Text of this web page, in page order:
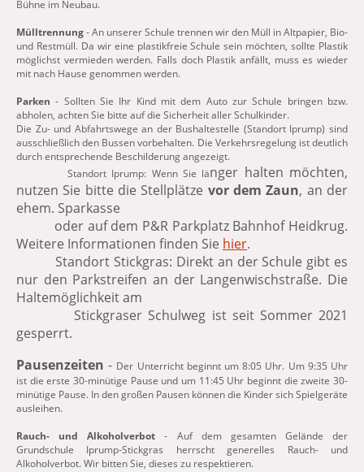
Bühne im Neubau.
Mülltrennung- An unserer Schule trennen wir den Müll in Altpapier, Bio-
und Restmüll. Da wir eine plastikfreie Schule sein möchten, sollte Plastik
möglichst vermieden werden. Falls doch Plastik anfällt, muss es wieder
mit nach Hause genommen werden.
Parken - Sollten Sie Ihr Kind mit dem Auto zur Schule bringen bzw.
abholen, achten Sie bitte auf die Sicherheit aller Schulkinder.
Die Zu- und Abfahrtswege an der Bushaltestelle (Standort Iprump) sind
ausschließlich den Bussen vorbehalten. Die Verkehrsregelung ist deutlich
durch entsprechende Beschilderung angezeigt.
Standort Iprump: Wenn Sie länger halten möchten,
nutzen Sie bitte die Stellplätze vor dem Zaun, an der
ehem. Sparkasse
oder auf dem P&R Parkplatz Bahnhof Heidkrug.
Weitere Informationen finden Sie hier.
Standort Stickgras: Direkt an der Schule gibt es
nur den Parkstreifen an der Langenwischstraße. Die
Haltemöglichkeit am
Stickgraser Schulweg ist seit Sommer 2021
gesperrt.
Pausenzeiten - Der Unterricht beginnt um 8:05 Uhr. Um 9:35 Uhr
ist die erste 30-minütige Pause und um 11:45 Uhr beginnt die zweite 30-
minütige Pause. In den großen Pausen können die Kinder sich Spielgeräte
ausleihen.
Rauch- und Alkoholverbot - Auf dem gesamten Gelände der
Grundschule Iprump-Stickgras herrscht generelles Rauch- und
Alkoholverbot. Wir bitten Sie, dieses zu respektieren.